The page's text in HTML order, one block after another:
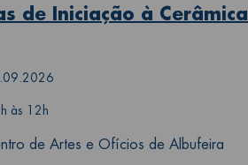
de Iniciação à Cerâmica
às 12h
de Artes e Ofícios de Albufeira